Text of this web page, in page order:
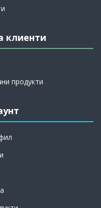
клиенти
продукти